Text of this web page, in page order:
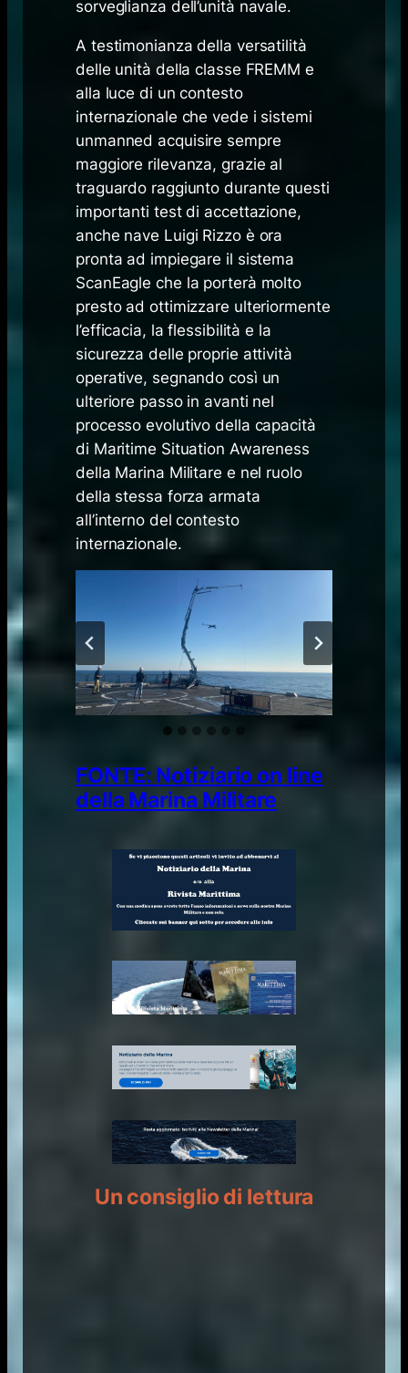
sorveglianza dell’unità navale.
A testimonianza della versatilità
delle unità della classe FREMM e
alla luce di un contesto
internazionale che vede i sistemi
unmanned acquisire sempre
maggiore rilevanza, grazie al
traguardo raggiunto durante questi
importanti test di accettazione,
anche nave Luigi Rizzo è ora
pronta ad impiegare il sistema
ScanEagle che la porterà molto
presto ad ottimizzare ulteriormente
l’efficacia, la flessibilità e la
sicurezza delle proprie attività
operative, segnando così un
ulteriore passo in avanti nel
processo evolutivo della capacità
di Maritime Situation Awareness
della Marina Militare e nel ruolo
della stessa forza armata
all’interno del contesto
internazionale.
FONTE: Notiziario on line
della Marina Militare
Un consiglio di lettura